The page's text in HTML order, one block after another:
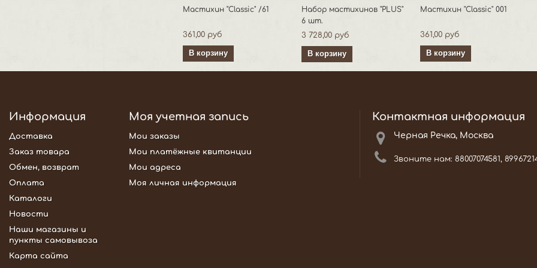
Мастихин "Classic" /61
361,00 руб
В корзину
Набор мастихинов "PLUS"
6 шт.
3 728,00 руб
В корзину
Мастихин "Classic" 001
361,00 руб
В корзину
Информация
Доставка
Заказ товара
Обмен, возврат
Оплата
Каталоги
Новости
Наши магазины и
пункты самовывоза
Карта сайта
Моя учетная запись
Мои заказы
Мои платёжные квитанции
Мои адреса
Моя личная информация
Контактная информация
Черная Речка, Москва
Звоните нам: 88007074581,